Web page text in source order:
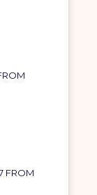
FROM